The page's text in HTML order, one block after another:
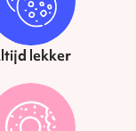
lekker